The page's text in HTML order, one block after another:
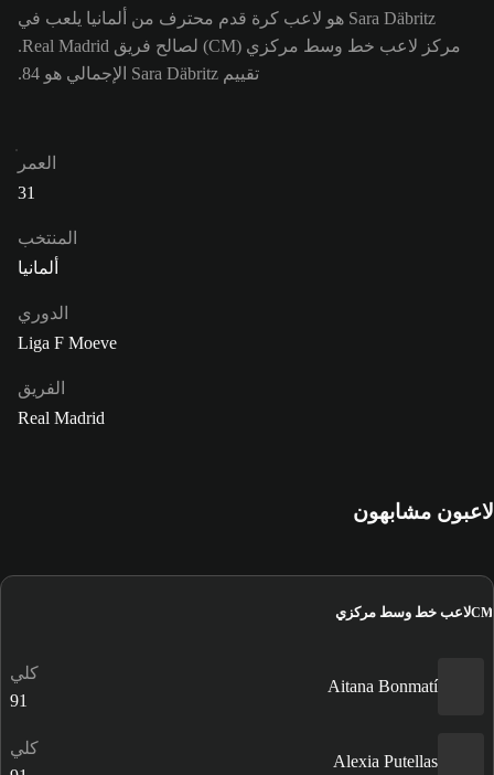
Sara Däbritz هو لاعب كرة قدم محترف من ألمانيا يلعب في
مركز لاعب خط وسط مركزي (CM) لصالح فريق Real Madrid.
تقييم Sara Däbritz الإجمالي هو 84.
العمر
31
المنتخب
ألمانيا
الدوري
Liga F Moeve
الفريق
Real Madrid
لاعبون مشابهون
CMلاعب خط وسط مركزي
Aitana Bonmatí
كلي
91
Alexia Putellas
كلي